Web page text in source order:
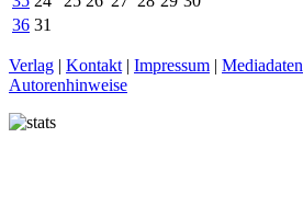
36 31
Verlag | Kontakt | Impressum | Mediadaten
Autorenhinweise